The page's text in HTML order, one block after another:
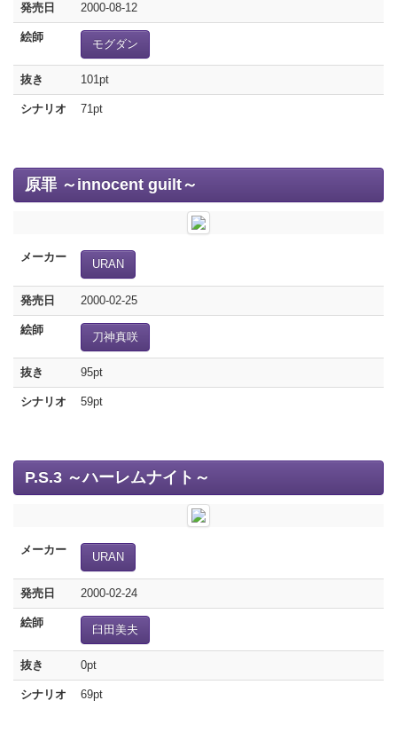
発売日 2000-08-12
絵師
モグダン
抜き 101pt
シナリオ 71pt
原罪 ～innocent guilt～
メーカー
URAN
発売日 2000-02-25
絵師
刀神真咲
抜き 95pt
シナリオ 59pt
P.S.3 ～ハーレムナイト～
メーカー
URAN
発売日 2000-02-24
絵師
臼田美夫
抜き 0pt
シナリオ 69pt